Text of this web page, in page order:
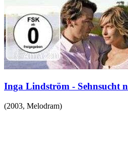
Inga Lindström - Sehnsucht
(2003, Melodram)